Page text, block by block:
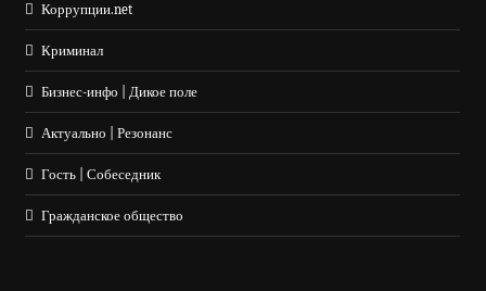
Коррупции.net
Криминал
Бизнес-инфо | Дикое поле
Актуально | Резонанс
Гость | Собеседник
Гражданское общество